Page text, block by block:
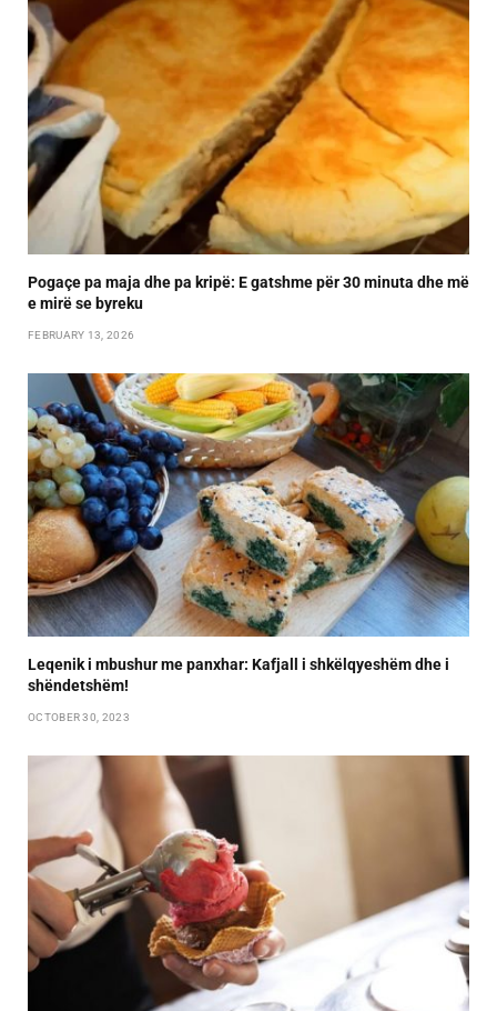
Pogaçe pa maja dhe pa kripë: E gatshme për 30 minuta dhe më
e mirë se byreku
FEBRUARY 13, 2026
Leqenik i mbushur me panxhar: Kafjall i shkëlqyeshëm dhe i
shëndetshëm!
OCTOBER 30, 2023